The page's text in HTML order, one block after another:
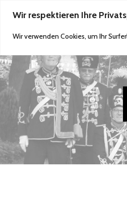
Wir respektieren Ihre
Wir verwenden Cookies, um Ihr
WILLKOMMEN